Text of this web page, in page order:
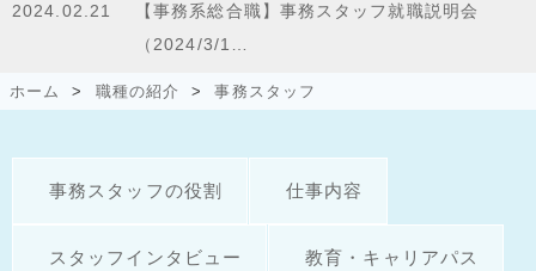
2024.02.21
【事務系総合職】事務スタッフ就職説明会
（2024/3/1…
ホーム > 職種の紹介 > 事務スタッフ
事務スタッフの役割 仕事内容
スタッフインタビュー 教育・キャリアパス